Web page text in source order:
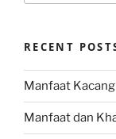
RECENT
Manfaat
Manfaat dan